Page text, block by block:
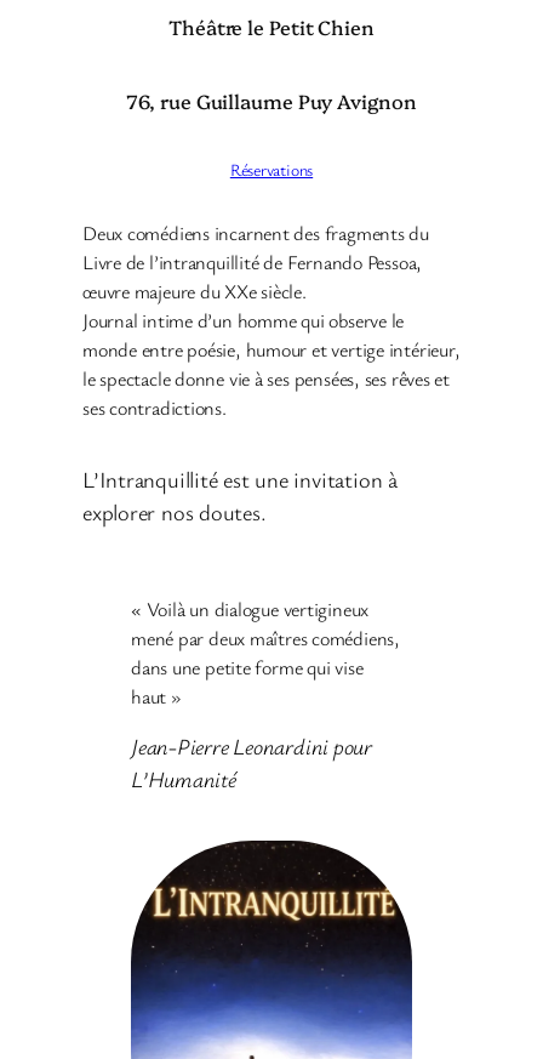
Théâtre le Petit Chien
76, rue Guillaume Puy Avignon
Réservations
Deux comédiens incarnent des fragments du
Livre de l’intranquillité de Fernando Pessoa,
œuvre majeure du XXe siècle.
Journal intime d’un homme qui observe le
monde entre poésie, humour et vertige intérieur,
le spectacle donne vie à ses pensées, ses rêves et
ses contradictions.
L’Intranquillité est une invitation à
explorer nos doutes.
« Voilà un dialogue vertigineux
mené par deux maîtres comédiens,
dans une petite forme qui vise
haut »
Jean-Pierre Leonardini pour
L’Humanité